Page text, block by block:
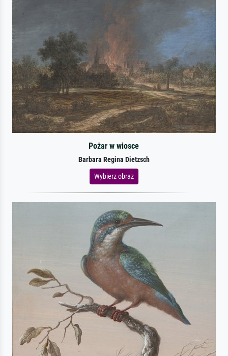
Pożar w wiosce
Barbara Regina Dietzsch
Wybierz obraz